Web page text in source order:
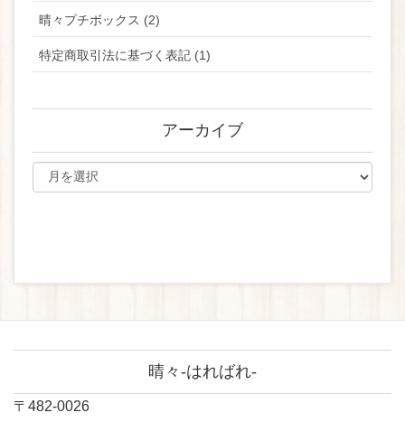
晴々プチボックス (2)
特定商取引法に基づく表記 (1)
アーカイブ
晴々-はればれ-
〒482-0026